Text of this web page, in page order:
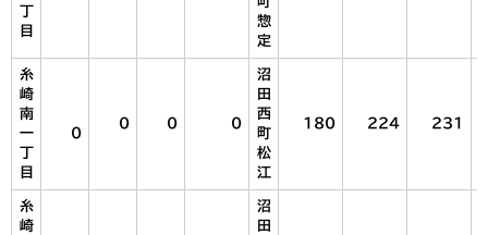
目
惣
定
糸
崎
南
一
目
0
0 0 0
沼
田
西
町
松
江
180 224 231
糸
崎
沼
田